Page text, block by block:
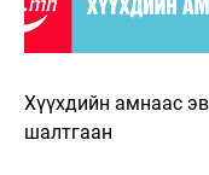
Хүүхдийн амнаас
шалтгаан